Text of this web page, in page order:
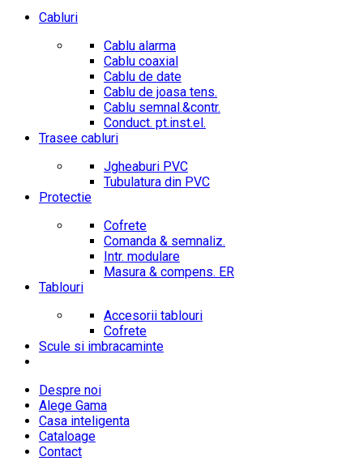
Cabluri
Cablu alarma
Cablu coaxial
Cablu de date
Cablu de joasa tens.
Cablu semnal.&contr.
Conduct. pt.inst.el.
Trasee cabluri
Jgheaburi PVC
Tubulatura din PVC
Protectie
Cofrete
Comanda & semnaliz.
Intr. modulare
Masura & compens. ER
Tablouri
Accesorii tablouri
Cofrete
Scule si imbracaminte
Despre noi
Alege Gama
Casa inteligenta
Cataloage
Contact